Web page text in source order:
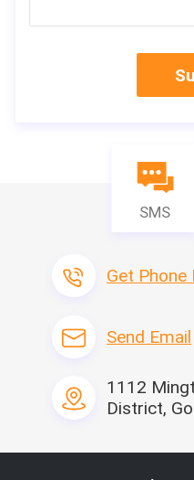
Εισαγωγή
SMS
Get Phone
Send Email
1112
District,